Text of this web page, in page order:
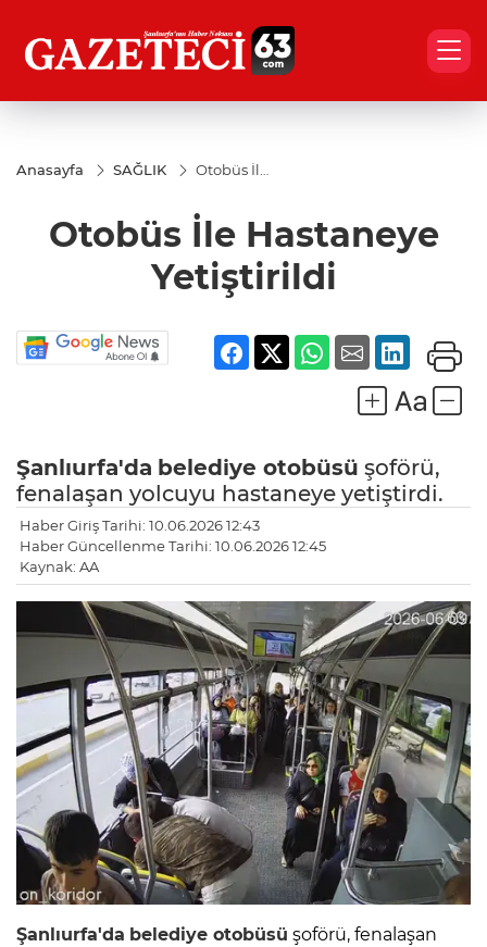
Anasayfa SAĞLIK
Otobüs İle
Otobüs İle Hastaneye
Yetiştirildi
Şanlıurfa'da belediye otobüsü şoförü,
fenalaşan yolcuyu hastaneye yetiştirdi.
Haber Giriş Tarihi: 10.06.2026 12:43
Haber Güncellenme Tarihi: 10.06.2026 12:45
Kaynak: AA
Şanlıurfa'da belediye otobüsü şoförü, fenalaşan